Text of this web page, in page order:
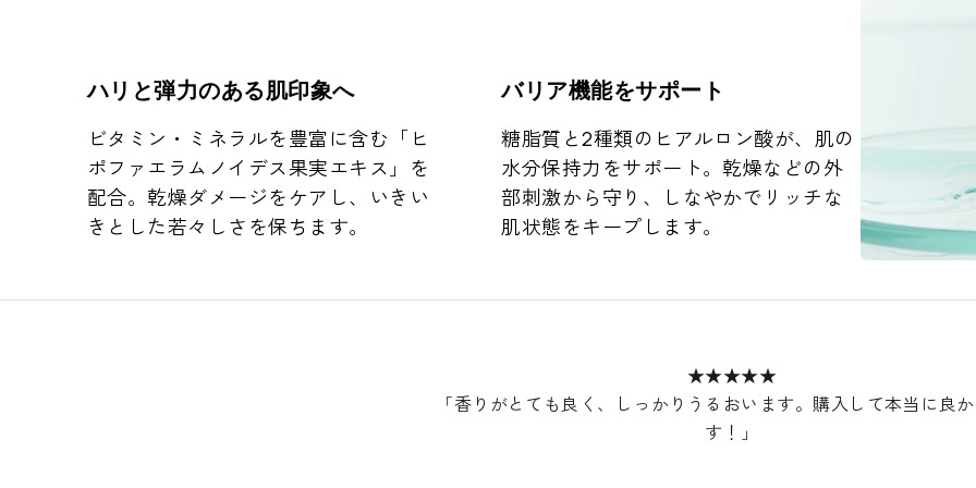
ハリと弾力のある肌印象へ
ビタミン・ミネラルを豊富に含む「ヒ
ポファエラムノイデス果実エキス」を
配合。乾燥ダメージをケアし、いきい
きとした若々しさを保ちます。
バリア機能をサポート
糖脂質と2種類のヒアルロン酸が、肌の
水分保持力をサポート。乾燥などの外
部刺激から守り、しなやかでリッチな
肌状態をキープします。
★★★★★
「香りがとても良く、しっかりうるおいます。購入して本当に良
す！」